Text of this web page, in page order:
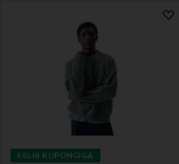
EELIS KUPONGIGA